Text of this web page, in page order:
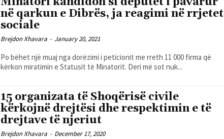
në qarkun e Dibrës, ja reagimi në rrjetet
sociale
Brejdon Xhavara - January 20, 2021
Po bëhet një muaj nga dorëzimi i peticionit me rreth 11 000 firma që
kërkon miratimin e Statusit të Minatorit. Deri më sot nuk...
15 organizata të Shoqërisë civile
kërkojnë drejtësi dhe respektimin e të
drejtave të njeriut
Brejdon Xhavara - December 17, 2020